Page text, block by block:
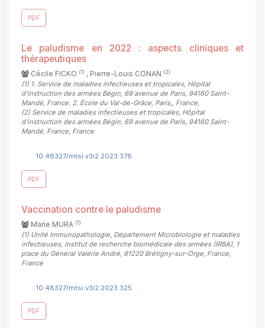
PDF
Le paludisme en 2022 : aspects cliniques et
thérapeutiques
Cécile FICKO (1) , Pierre-Louis CONAN (2)
(1) 1. Service de maladies infectieuses et tropicales, Hôpital
d’instruction des armées Bégin, 69 avenue de Paris, 94160 Saint-
Mandé, France. 2. École du Val-de-Grâce, Paris,, France,
(2) Service de maladies infectieuses et tropicales, Hôpital
d’instruction des armées Bégin, 69 avenue de Paris, 94160 Saint-
Mandé, France, France
10.48327/mtsi.v3i2.2023.378
PDF
Vaccination contre le paludisme
Marie MURA (1)
(1) Unité Immunopathologie, Département Microbiologie et maladies
infectieuses, Institut de recherche biomédicale des armées (IRBA), 1
place du Général Valérie André, 91220 Brétigny-sur-Orge, France,
France
10.48327/mtsi.v3i2.2023.325
PDF